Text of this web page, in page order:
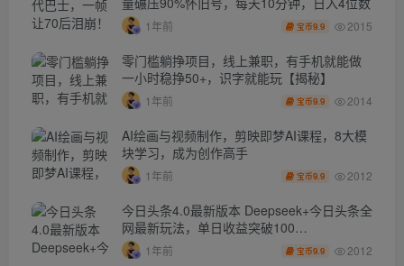
1年前 宝币9.9 2015
零门槛躺挣项目，线上兼职，有手机就能做
一小时稳挣50+，识字就能玩【揭秘】
1年前 宝币9.9 2014
AI绘画与视频制作，剪映即梦AI课程，8大模
块学习，成为创作高手
1年前 宝币9.9 2012
今日头条4.0最新版本 Deepseek+今日头条全
网最新玩法，单日收益突破100…
1年前 宝币9.9 2012